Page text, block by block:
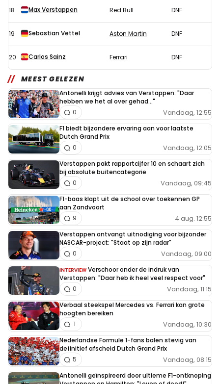
18 Max Verstappen Red Bull DNF
19 Sebastian Vettel Aston Martin DNF
20 Carlos Sainz Ferrari DNF
MEEST GELEZEN
Antonelli krijgt advies van Verstappen: "Daar
hebben we het al over gehad..."
Vandaag, 12:55
0
F1 biedt bijzondere ervaring aan voor laatste
Dutch Grand Prix
Vandaag, 12:05
0
Verstappen pakt rapportcijfer 10 en schaart zich
bij absolute buitencategorie
Vandaag, 09:45
0
F1-baas klapt uit de school over toekennen GP
aan Zandvoort
4 aug. 12:55
9
Verstappen ontvangt uitnodiging voor bijzonder
NASCAR-project: "Staat op zijn radar"
Vandaag, 09:00
0
INTERVIEW Verschoor onder de indruk van
Verstappen: "Daar heb ik heel veel respect voor"
Vandaag, 11:15
0
Verbaal steekspel Mercedes vs. Ferrari kan grote
hoogten bereiken
Vandaag, 10:30
1
Nederlandse Formule 1-fans balen stevig van
definitief afscheid Dutch Grand Prix
Vandaag, 08:15
5
Antonelli geïnspireerd door ultieme F1-ontknoping